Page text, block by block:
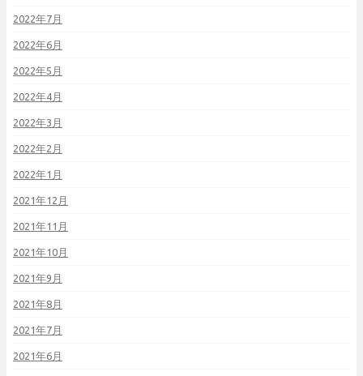
2022年7月
2022年6月
2022年5月
2022年4月
2022年3月
2022年2月
2022年1月
2021年12月
2021年11月
2021年10月
2021年9月
2021年8月
2021年7月
2021年6月